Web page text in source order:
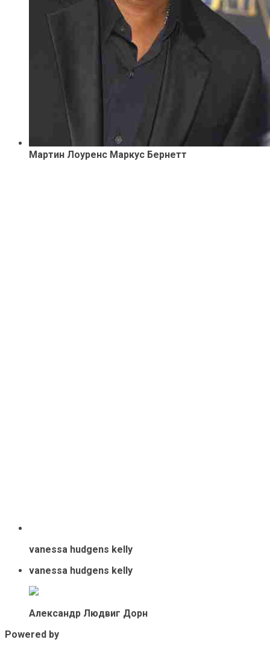
Мартин Лоуренс Маркус Бернетт
vanessa hudgens kelly
vanessa hudgens kelly
Александр Людвиг Дорн
Powered by